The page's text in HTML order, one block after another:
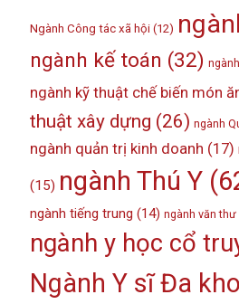
Ngành Công tác xã hội(12)
ngành kế toán (32)
ngành kỹ thuật chế biến món
thuật xây dựng (26) ngành
ngành quản trị kinh doanh (17)
(15) ngành Thú Y
ngành tiếng trung (14) ngành văn thư
ngành y học cổ
Ngành Y sĩ Đa